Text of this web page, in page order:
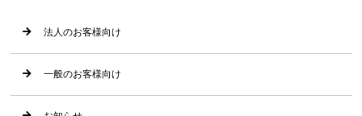
法人のお客様向け
一般のお客様向け